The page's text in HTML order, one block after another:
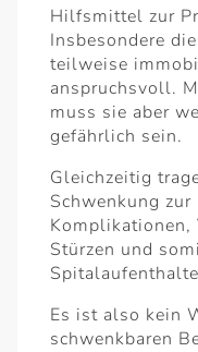
Hilfsmittel zur
Insbesondere
teilweise
anspruchsvoll.
muss sie aber
gefährlich sein.
Gleichzeitig
Schwenkung
Komplikationen,
Stürzen und
Es ist also kein
schwenkbaren